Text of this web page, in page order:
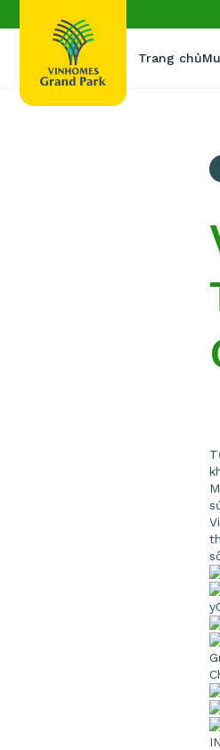
Trang chủ